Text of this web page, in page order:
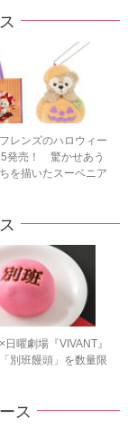
レンズのハロウィー
発売！ 驚かせあう
を描いたスーベニア
日曜劇場『VIVANT』
別班饅頭」を数量限
ス